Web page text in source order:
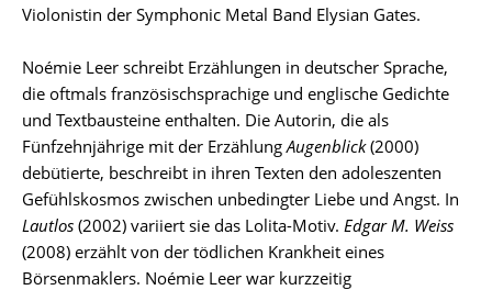
Violonistin der Symphonic Metal Band Elysian Gates.
Noémie Leer schreibt Erzählungen in deutscher Sprache,
die oftmals französischsprachige und englische Gedichte
und Textbausteine enthalten. Die Autorin, die als
Fünfzehnjährige mit der ErzählungAugenblick(2000)
debütierte, beschreibt in ihren Texten den adoleszenten
Gefühlskosmos zwischen unbedingter Liebe und Angst. In
Lautlos (2002) variiert sie das Lolita-Motiv. Edgar M. Weiss
(2008) erzählt von der tödlichen Krankheit eines
Börsenmaklers. Noémie Leer war kurzzeitig